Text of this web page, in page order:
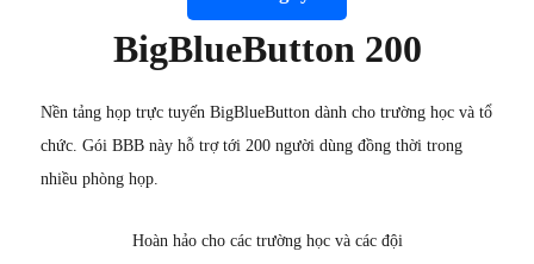
BigBlueButton 200
Nền tảng họp trực tuyến BigBlueButton dành cho trường học và tổ
chức. Gói BBB này hỗ trợ tới 200 người dùng đồng thời trong
nhiều phòng họp.
Hoàn hảo cho các trường học và các đội